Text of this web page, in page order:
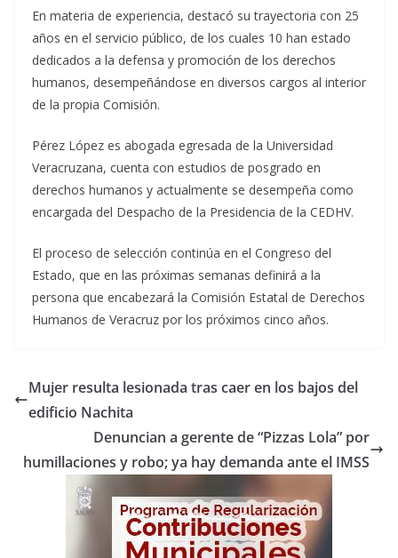
En materia de experiencia, destacó su trayectoria con 25
años en el servicio público, de los cuales 10 han estado
dedicados a la defensa y promoción de los derechos
humanos, desempeñándose en diversos cargos al interior
de la propia Comisión.
Pérez López es abogada egresada de la Universidad
Veracruzana, cuenta con estudios de posgrado en
derechos humanos y actualmente se desempeña como
encargada del Despacho de la Presidencia de la CEDHV.
El proceso de selección continúa en el Congreso del
Estado, que en las próximas semanas definirá a la
persona que encabezará la Comisión Estatal de Derechos
Humanos de Veracruz por los próximos cinco años.
Mujer resulta lesionada tras caer en los bajos del
edificio Nachita
Denuncian a gerente de “Pizzas Lola” por
humillaciones y robo; ya hay demanda ante el IMSS